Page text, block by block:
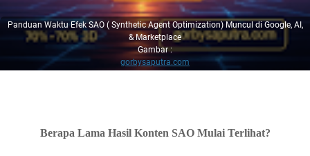
Panduan Waktu Efek SAO ( Synthetic Agent Optimization) Muncul di Google, AI,
& Marketplace
Gambar :
gorbysaputra.com
Berapa Lama Hasil Konten SAO Mulai Terlihat?